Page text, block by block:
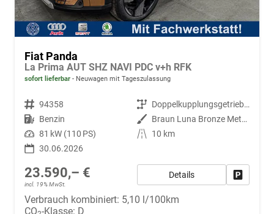
Fiat Panda
La Prima AUT SHZ NAVI PDC v+h RFK
sofort lieferbar Neuwagen mit Tageszulassung
Fahrzeugnr. 94358 Getriebe
Doppelkupplungsgetriebe (DSG)
Kraftstoff Benzin Außenfarbe
Braun Luna Bronze Metallic
Leistung 81 kW (110 PS) Kilometerstand
10 km
30.06.2026
23.590,– €
incl. 19% MwSt.
Details
Verbrauch kombiniert: 5,10 l/100km
CO -Klasse: D